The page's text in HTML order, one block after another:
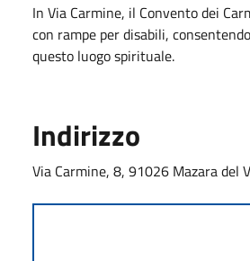
In Via Carmine, il Convento dei
con rampe per disabili,
questo luogo spirituale.
Indirizzo
Via Carmine, 8, 91026 Mazara del